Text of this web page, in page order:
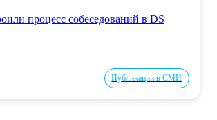
процесс собеседований в DS
Публикации в СМИ